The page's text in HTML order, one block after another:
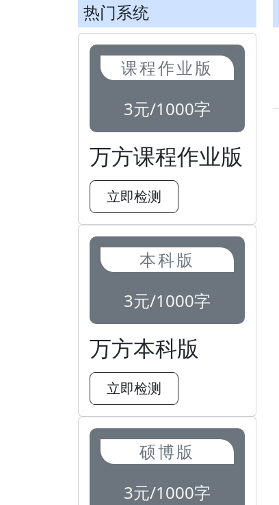
热门系统
课程作业版
3元/1000字
万方课程作业版
立即检测
本科版
3元/1000字
万方本科版
立即检测
硕博版
3元/1000字